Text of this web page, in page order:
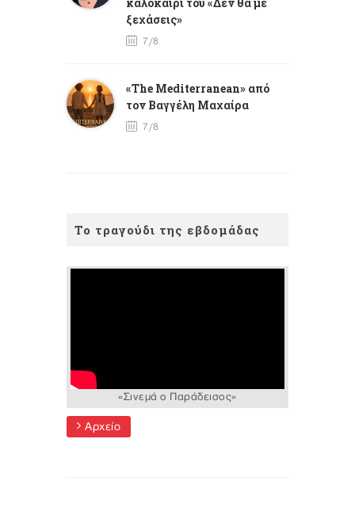
ξεχάσεις»
7/8
«The Mediterranean» από
τον Βαγγέλη Μαχαίρα
7/8
Το τραγούδι της εβδομάδας
«Σινεμά ο Παράδεισος»
Αρχείο